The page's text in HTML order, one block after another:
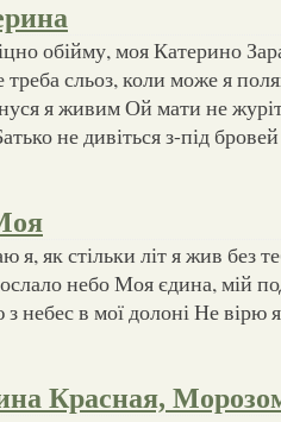
обійму, моя Катерино
треба сльоз, коли може я
я живим Ой мати не
не дивіться з-під
я, як стільки літ я жив без
небо Моя єдина, мій
з небес в мої долоні Не вірю
Красная,